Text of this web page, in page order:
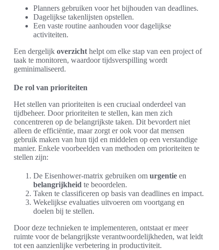
Planners gebruiken voor het bijhouden van deadlines.
Dagelijkse takenlijsten opstellen.
Een vaste routine aanhouden voor dagelijkse
activiteiten.
Een dergelijk overzicht helpt om elke stap van een project of
taak te monitoren, waardoor tijdsverspilling wordt
geminimaliseerd.
De rol van prioriteiten
Het stellen van prioriteiten is een cruciaal onderdeel van
tijdbeheer. Door prioriteiten te stellen, kan men zich
concentreren op de belangrijkste taken. Dit bevordert niet
alleen de efficiëntie, maar zorgt er ook voor dat mensen
gebruik maken van hun tijd en middelen op een verstandige
manier. Enkele voorbeelden van methoden om prioriteiten te
stellen zijn:
De Eisenhower-matrix gebruiken om urgentie en
belangrijkheid te beoordelen.
Taken te classificeren op basis van deadlines en impact.
Wekelijkse evaluaties uitvoeren om voortgang en
doelen bij te stellen.
Door deze technieken te implementeren, ontstaat er meer
ruimte voor de belangrijkste verantwoordelijkheden, wat leidt
tot een aanzienlijke verbetering in productiviteit.